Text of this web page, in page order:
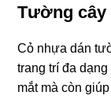
Tường cây
Cỏ nhựa dán
trang trí đa
mắt mà còn